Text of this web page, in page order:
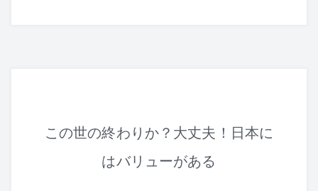
この世の終わりか？大丈夫！日本に
はバリューがある